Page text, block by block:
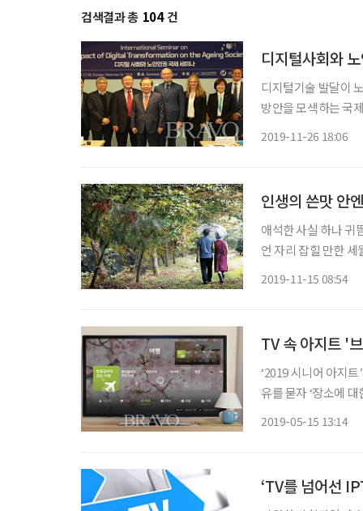
검색결과 총 104 건
디지털사회와
디지털기술 발달이
방안을 모색하는 국제세미나가 열렸다. 아셈노
2019-11-26 18:06
인생의 쓴맛 안
애석한 사실 하나 귀
언 자리 잡힐 만한
2019-11-15 08:54
TV 속 아지트 '
‘2019 시니어 아지
유를 묻자 ‘장소에
2019-05-15 13:14
‘TV를 넘어선